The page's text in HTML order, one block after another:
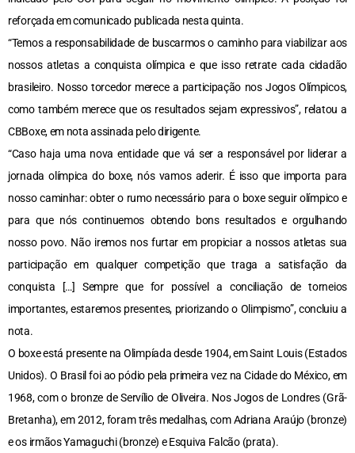
reforçada em comunicado publicada nesta quinta.
“Temos a responsabilidade de buscarmos o caminho para viabilizar aos
nossos atletas a conquista olímpica e que isso retrate cada cidadão
brasileiro. Nosso torcedor merece a participação nos Jogos Olímpicos,
como também merece que os resultados sejam expressivos”, relatou a
CBBoxe, em nota assinada pelo dirigente.
“Caso haja uma nova entidade que vá ser a responsável por liderar a
jornada olímpica do boxe, nós vamos aderir. É isso que importa para
nosso caminhar: obter o rumo necessário para o boxe seguir olímpico e
para que nós continuemos obtendo bons resultados e orgulhando
nosso povo. Não iremos nos furtar em propiciar a nossos atletas sua
participação em qualquer competição que traga a satisfação da
conquista […] Sempre que for possível a conciliação de torneios
importantes, estaremos presentes, priorizando o Olimpismo”, concluiu a
nota.
O boxe está presente na Olimpíada desde 1904, em Saint Louis (Estados
Unidos). O Brasil foi ao pódio pela primeira vez na Cidade do México, em
1968, com o bronze de Servílio de Oliveira. Nos Jogos de Londres (Grã-
Bretanha), em 2012, foram três medalhas, com Adriana Araújo (bronze)
e os irmãos Yamaguchi (bronze) e Esquiva Falcão (prata).